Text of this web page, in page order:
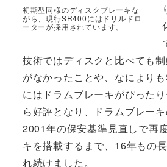
初期型同様のディスクブレーキな
がら、現行SR400にはドリルドロ
ーターが採用されています。
技術ではディスクと比べても
がなかったことや、なにより
にはドラムブレーキがぴった
ら好評となり、ドラムブレーキ
2001年の保安基準見直しで再
キを搭載するまで、16年もの
れ続けました。